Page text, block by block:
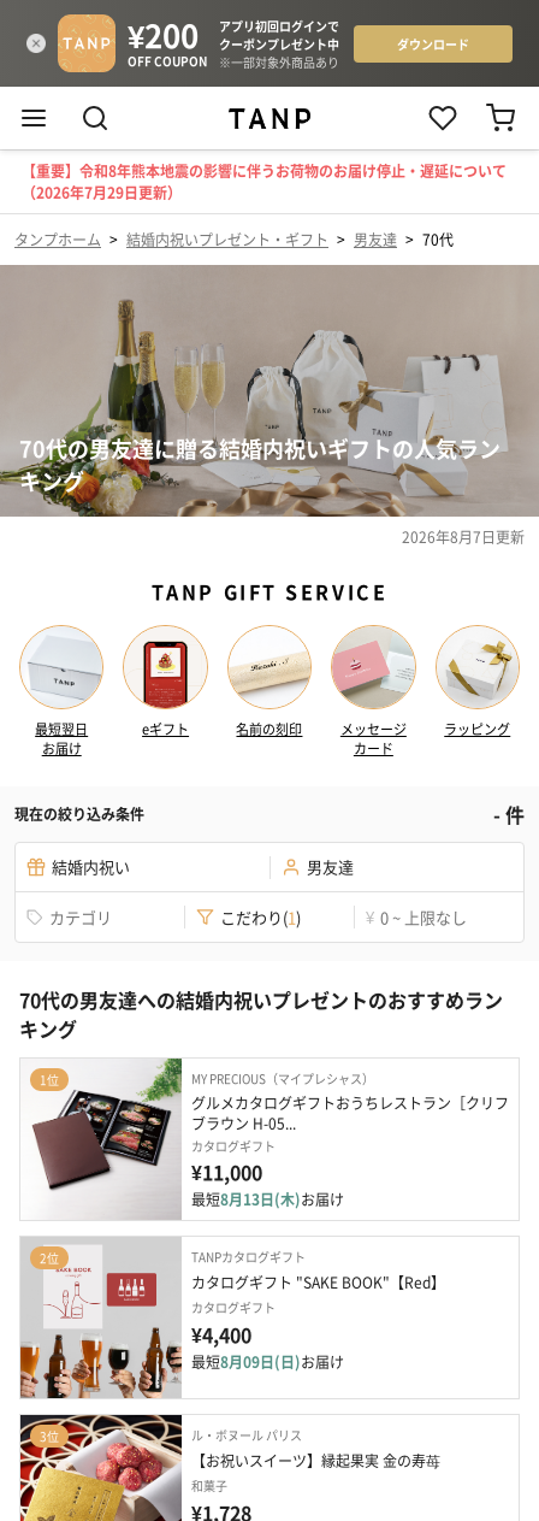
【重要】令和8年熊本地震の影響に伴うお荷物のお届け停止・遅延について
（2026年7月29日更新）
タンプホーム > 結婚内祝いプレゼント・ギフト > 男友達 > 70代
70代の男友達に贈る結婚内祝いギフトの人気ラン
キング
2026年8月7日更新
TANP GIFT SERVICE
最短翌日
お届け
eギフト 名前の刻印
メッセージ
カード
ラッピング
現在の絞り込み条件 -件
結婚内祝い 男友達
カテゴリ こだわり(1) ¥ 0 ~ 上限なし
70代の男友達への結婚内祝いプレゼントのおすすめラン
キング
1位 MY PRECIOUS（マイプレシャス）
グルメカタログギフトおうちレストラン［クリフ
ブラウン H-05...
カタログギフト
¥11,000
最短8月13日(木)お届け
2位 TANPカタログギフト
カタログギフト "SAKE BOOK"【Red】
カタログギフト
¥4,400
最短8月09日(日)お届け
3位 ル・ボヌール パリス
【お祝いスイーツ】縁起果実 金の寿苺
和菓子
¥1,728